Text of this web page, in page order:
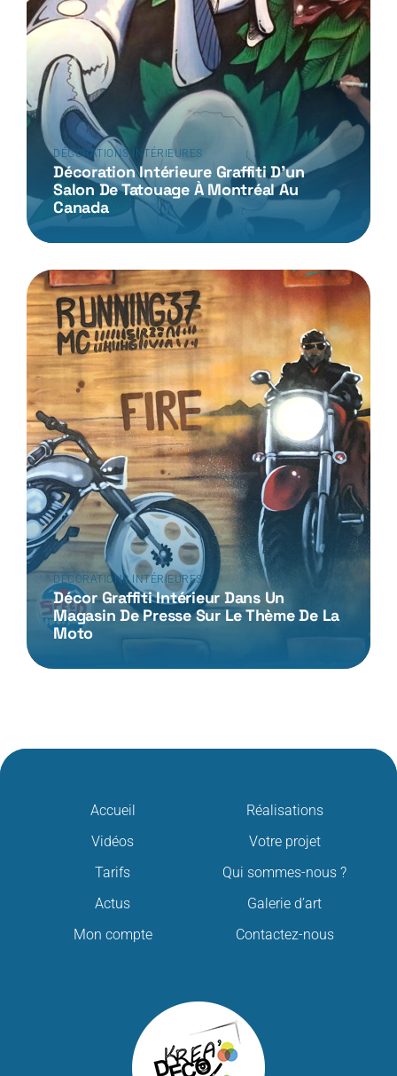
DÉCORATIONS INTÉRIEURES
Décoration Intérieure Graffiti D’un
Salon De Tatouage À Montréal Au
Canada
DÉCORATIONS INTÉRIEURES
Décor Graffiti Intérieur Dans Un
Magasin De Presse Sur Le Thème De La
Moto
Accueil
Réalisations
Vidéos
Votre projet
Tarifs
Qui sommes-nous ?
Actus
Galerie d’art
Mon compte
Contactez-nous